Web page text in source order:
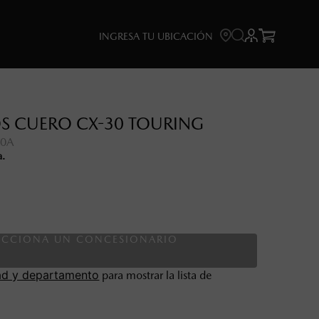
INGRESA TU UBICACIÓN 
CUERO CX-30 TOURING
UN CONCESIONARIO
y departamento para mostrar la lista de